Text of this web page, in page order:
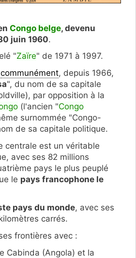
Congo belge, devenu
juin 1960.
"Zaïre" de 1971 à 1997.
communément, depuis 1966,
", du nom de sa capitale
par opposition à la
(l'ancien "Congo
surnommée "Congo-
de sa capitale politique.
centrale est un véritable
avec ses 82 millions
pays le plus peuplé
le pays francophone le
pays du monde, avec ses
carrés.
frontières avec :
Cabinda (Angola) et la